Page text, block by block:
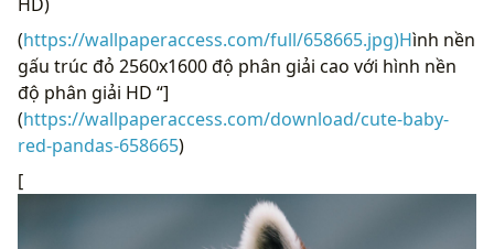
(https://wallpaperaccess.com/full/658665.jpg)Hình nền
gấu trúc đỏ 2560x1600 độ phân giải cao với hình nền
độ phân giải HD “]
(https://wallpaperaccess.com/download/cute-baby-
red-pandas-658665)
[